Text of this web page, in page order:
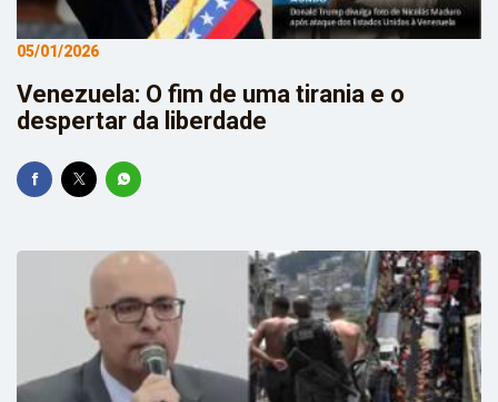
05/01/2026
Venezuela: O fim de uma tirania e o
despertar da liberdade